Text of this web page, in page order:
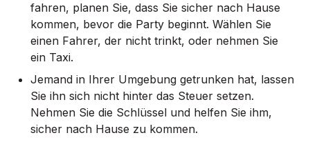
fahren, planen Sie, dass Sie sicher nach Hause
kommen, bevor die Party beginnt. Wählen Sie
einen Fahrer, der nicht trinkt, oder nehmen Sie
ein Taxi.
Jemand in Ihrer Umgebung getrunken hat, lassen
Sie ihn sich nicht hinter das Steuer setzen.
Nehmen Sie die Schlüssel und helfen Sie ihm,
sicher nach Hause zu kommen.